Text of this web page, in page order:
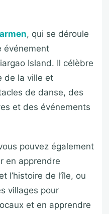
, qui se déroule
événement
Island. Il célèbre
de la ville et
de danse, des
et des événements
pouvez également
en apprendre
l’histoire de l’île, ou
villages pour
et en apprendre